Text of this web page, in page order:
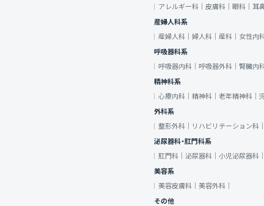
アレルギー科｜ 皮膚科｜ 眼科｜ 耳
産婦人科系
産婦人科｜ 婦人科｜ 産科｜ 女性内科
呼吸器科系
呼吸器内科｜ 呼吸器外科｜ 腎臓内科
精神科系
心療内科｜ 精神科｜ 老年精神科｜
外科系
整形外科｜
リハビリテーション科｜
泌尿器科・肛門科系
肛門科｜ 泌尿器科｜ 小児泌尿器科｜
美容系
美容皮膚科｜ 美容外科｜
その他